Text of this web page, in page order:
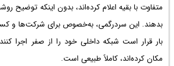
متفاوت با بقیه اعلام کرده‌اند، بدون اینکه توضیح
بدهند. این سردرگمی، به‌خصوص برای شرکت‌ها و
بار قرار است شبکه داخلی خود را از صفر اجرا
مکان کرده‌اند، کاملاً طبیعی است.